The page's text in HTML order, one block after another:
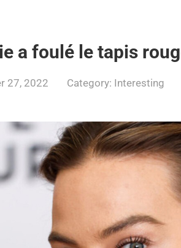
a foulé le tapis
27, 2022 Category: Interesting